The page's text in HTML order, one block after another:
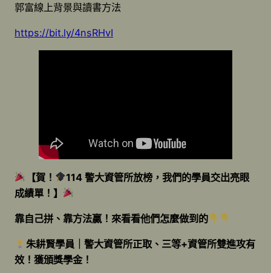
郭富線上背景與讀書方法
https://bit.ly/4nsRHvI
【賀！
114 警大資管所放榜，我們的學員交出亮眼
成績單！】
靠自己拼、靠方法贏！來看看他們怎麼做到的
朱耕賢學員｜警大資管所正取、三等+資管所雙進攻有
效！獲頒獎學金！